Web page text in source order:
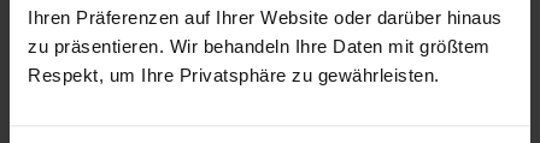
Ihren Präferenzen auf Ihrer Website oder darüber hinaus
zu präsentieren. Wir behandeln Ihre Daten mit größtem
Respekt, um Ihre Privatsphäre zu gewährleisten.